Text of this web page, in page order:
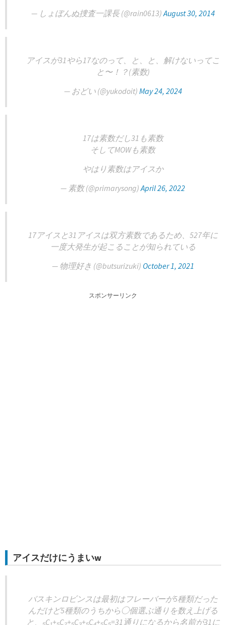
— しょぼんぬ捜査一課長 (@rain0613)August 30, 2014
アイスが31やら17なのって、と、と、解けないってこ
と〜！？(素数)
— おどい (@yukodoit) May 24, 2024
17は素数だし31も素数
そしてMOWも素数
やはり素数はアイスか
— 素数 (@primarysong)April 26, 2022
17アイスと31アイスは双方素数であるため、527年に
一度大発生が起こることが知られている
— 物理好き (@butsurizuki) October 1, 2021
スポンサーリンク
アイスだけにうまいw
バスキンロビンスは最初はフレーバーが5種類だった
んだけど5種類のうちから◯個選ぶ通りを数え上げる
と、₅C₁+₅C₂+₅C₃+₅C₄+₅C₅=31通りになるから名前が31に